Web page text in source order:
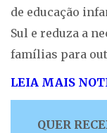
de educação
Sul e reduza a
famílias para
LEIA MAIS
QUER